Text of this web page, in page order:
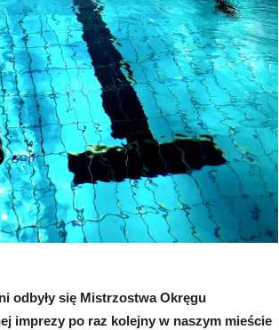
odbyły się Mistrzostwa Okręgu
imprezy po raz kolejny w naszym mieście